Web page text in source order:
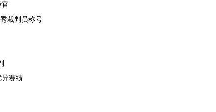
裁判员称号
异赛绩